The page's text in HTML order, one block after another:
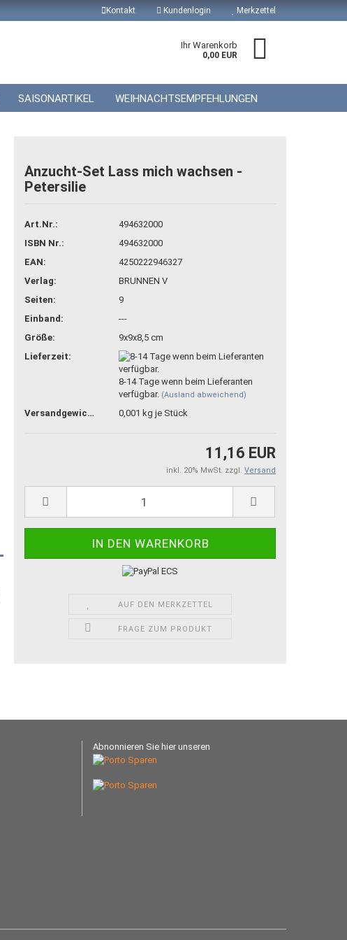
Kontakt Kundenlogin
Passwort vergessen?
Merkzettel
Ihr Warenkorb
0,00 EUR
SAISONARTIKEL WEIHNACHTSEMPFEHLUNGEN
Anzucht-Set Lass mich wachsen -
Petersilie
Art.Nr.:
494632000
ISBN Nr.:
494632000
EAN:
4250222946327
Verlag:
BRUNNEN V
Seiten:
9
Einband:
---
Größe:
9x9x8,5 cm
Lieferzeit:
8-14 Tage wenn beim Lieferanten
verfügbar. (Ausland abweichend)
Versandgewicht: 0,001 kg je Stück
11,16 EUR
inkl. 20% MwSt. zzgl. Versand
AUF DEN MERKZETTEL
FRAGE ZUM PRODUKT
Abnonnieren Sie hier unseren